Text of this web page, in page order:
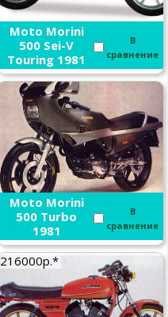
Moto Morini
500 Sei-V
Touring 1981
В
сравнение
Moto Morini
500 Turbo
1981
В
сравнение
216000р.*